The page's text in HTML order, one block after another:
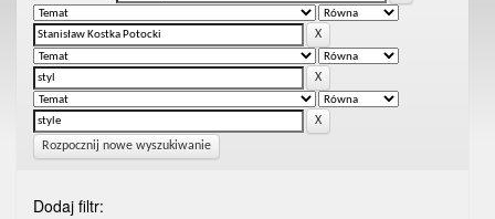
Rozpocznij nowe wyszukiwanie
Dodaj filtr: